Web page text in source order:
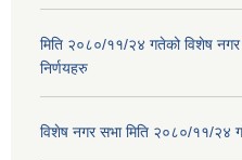
मिति २०८०/११/२४ गतेको विशेष नगर
निर्णयहरु
विशेष नगर सभा मिति २०८०/११/२४